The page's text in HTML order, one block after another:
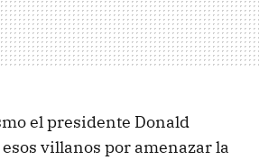
el presidente Donald
villanos por amenazar la